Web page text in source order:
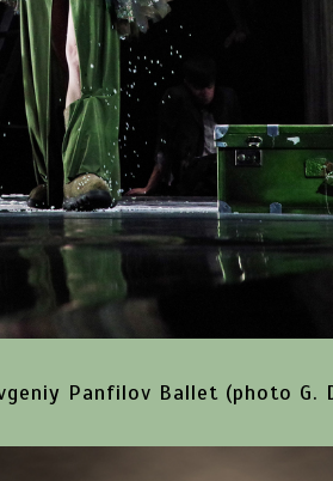
Panfilov Ballet (photo G.